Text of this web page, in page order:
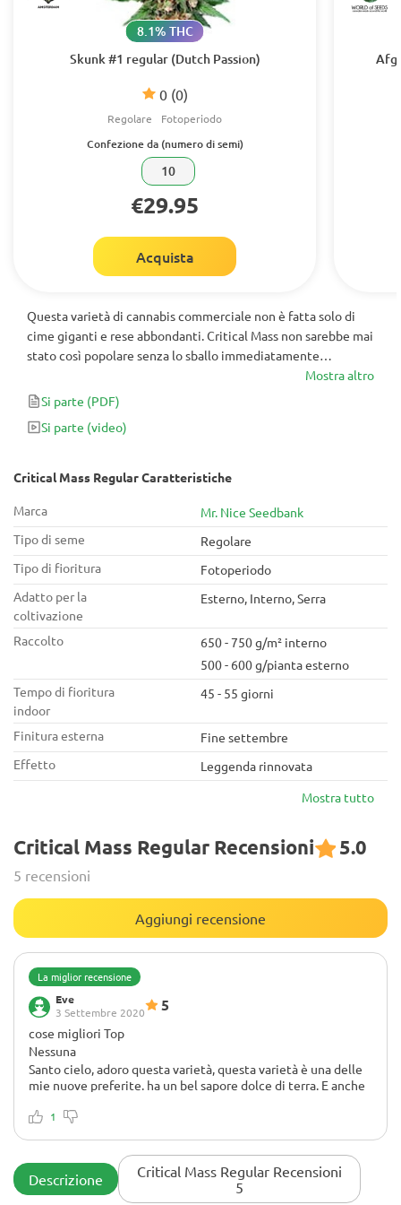
Skunk #1 regular (Dutch Passion)
0 (0)
8.1% THC
Regolare Fotoperiodo
Confezione da (numero di semi)
10
€29.95
Acquista
Questa varietà di cannabis commerciale non è fatta solo di
cime giganti e rese abbondanti. Critical Mass non sarebbe mai
stato così popolare senza lo sballo immediatamente
piacevole: molto forte, ma dolce e allegro. Per un fumatore
abituale, potrebbe essere un compagno quotidiano. Si
consiglia agli utenti inesperti di aderire alla regola 4:20,
tuttavia, utilizzando questo trattamento pungente e
sacchetto di Cheetos e un abbonamento Netflix.
Mostra altro
Si parte (PDF)
Si parte (video)
Critical Mass Regular Caratteristiche
Marca
Mr. Nice Seedbank
Tipo di seme
Regolare
Tipo di fioritura
Fotoperiodo
Adatto per la
coltivazione
Esterno, Interno, Serra
Raccolto
650 - 750 g/m² interno
500 - 600 g/pianta esterno
Tempo di fioritura
indoor
45 - 55 giorni
Finitura esterna
Fine settembre
Effetto
Leggenda rinnovata
Mostra tutto
Critical Mass Regular Recensioni 5.0
5 recensioni
Aggiungi recensione
La miglior recensione
Eve
3 Settembre 2020
5
cose migliori Top
Nessuna
Santo cielo, adoro questa varietà, questa varietà è una delle
mie nuove preferite. ha un bel sapore dolce di terra. E anche
in un intenso high indica, il migliore che abbia mai avuto!!!
1
Descrizione
Critical Mass Regular Recensioni
5